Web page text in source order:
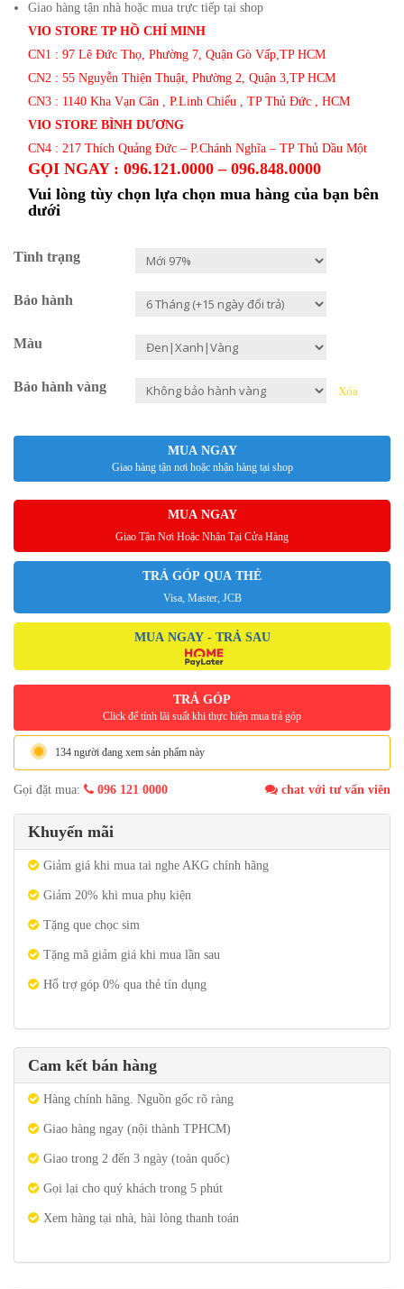
Giao hàng tận nhà hoặc mua trực tiếp tại shop
VIO STORE TP HỒ CHÍ MINH
CN1 : 97 Lê Đức Thọ, Phường 7, Quận Gò Vấp,TP HCM
CN2 : 55 Nguyễn Thiện Thuật, Phường 2, Quận 3,TP HCM
CN3 : 1140 Kha Vạn Cân , P.Linh Chiểu , TP Thủ Đức , HCM
VIO STORE BÌNH DƯƠNG
CN4 : 217 Thích Quảng Đức – P.Chánh Nghĩa – TP Thủ Dầu Một
GỌI NGAY : 096.121.0000 – 096.848.0000
Vui lòng tùy chọn lựa chọn mua hàng của bạn bên
dưới
Tình trạng
Bảo hành
Màu
Bảo hành vàng Xóa
MUA NGAY
Giao hàng tận nơi hoặc nhận hàng tại shop
MUA NGAY
Giao Tận Nơi Hoặc Nhận Tại Cửa Hàng
TRẢ GÓP QUA THẺ
Visa, Master, JCB
MUA NGAY - TRẢ SAU
TRẢ GÓP
Click để tính lãi suất khi thực hiện mua trả góp
134 người đang xem sản phẩm này
Gọi đặt mua: 096 121 0000 chat với tư vấn viên
Khuyến mãi
Giảm giá khi mua tai nghe AKG chính hãng
Giảm 20% khi mua phụ kiện
Tặng que chọc sim
Tặng mã giảm giá khi mua lần sau
Hổ trợ góp 0% qua thẻ tín dụng
Cam kết bán hàng
Hàng chính hãng. Nguồn gốc rõ ràng
Giao hàng ngay (nội thành TPHCM)
Giao trong 2 đến 3 ngày (toàn quốc)
Gọi lại cho quý khách trong 5 phút
Xem hàng tại nhà, hài lòng thanh toán